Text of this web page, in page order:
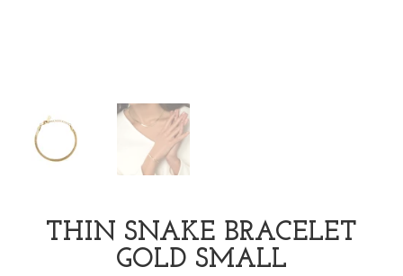
THIN SNAKE BRACELET
GOLD SMALL